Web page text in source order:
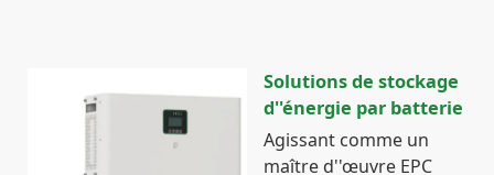
Solutions de stockage
d''énergie par batterie
Agissant comme un
maître d''œuvre EPC